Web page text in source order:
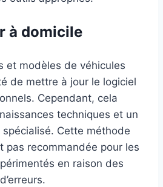
à domicile
et modèles de véhicules
de mettre à jour le logiciel
Cependant, cela
techniques et un
Cette méthode
pas recommandée pour les
en raison des